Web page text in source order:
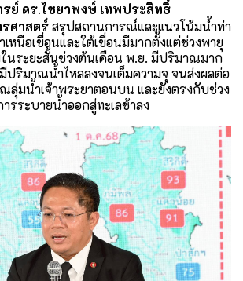
ย์ ดร.ไชยาพงษ์ เทพประสิทธิ์
ศาสตร์สรุปสถานการณ์และแนวโน้มน้ำท่า
หนือเขื่อนและใต้เขื่อนมีมากตั้งแต่ช่วงพายุ
นระยะสั้นช่วงต้นเดือน พ.ย. มีปริมาณมาก
ปริมาณน้ำไหลลงจนเต็มความจุ จนส่งผลต่อ
ลุ่มน้ำเจ้าพระยาตอนบน และยังตรงกับช่วง
รระบายน้ำออกสู่ทะเลช้าลง